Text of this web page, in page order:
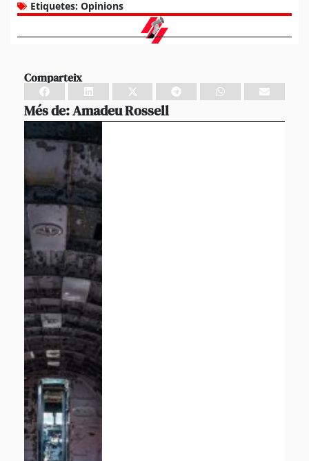
Etiquetes: Opinions
Comparteix
Més de:Amadeu Rossell